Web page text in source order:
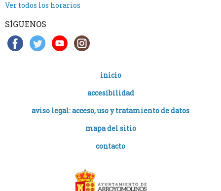
Ver todos los horarios
SÍGUENOS
inicio
accesibilidad
aviso legal: acceso, uso y tratamiento de datos
mapa del sitio
contacto